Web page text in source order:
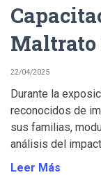
22/04/2025
Durante la
reconocidos de
sus familias,
análisis del
Leer Más